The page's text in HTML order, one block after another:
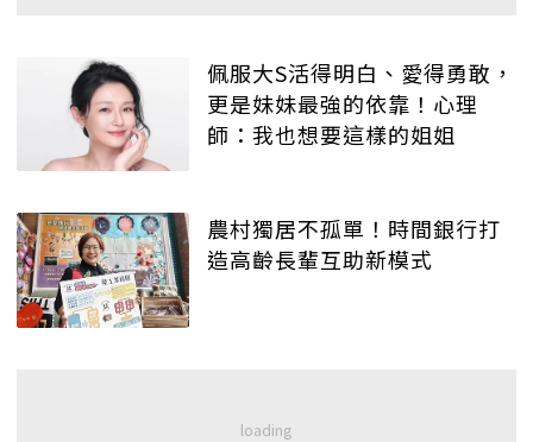
佩服大S活得明白、愛得勇敢，
更是妹妹最強的依靠！心理
師：我也想要這樣的姐姐
農村獨居不孤單！時間銀行打
造高齡長輩互助新模式